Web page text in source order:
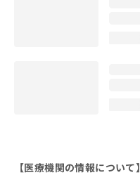
【医療機関の情報について】